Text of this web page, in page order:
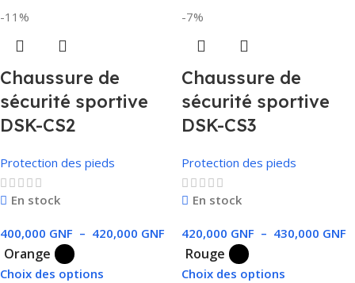
-11%
Chaussure de
sécurité sportive
DSK-CS2
Protection des pieds
En stock
400,000 GNF – 420,000 GNF
Orange
Choix des options
-7%
Chaussure de
sécurité sportive
DSK-CS3
Protection des pieds
En stock
420,000 GNF – 430,000 GNF
Rouge
Choix des options